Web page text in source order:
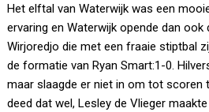
Het elftal van Waterwijk was een
ervaring en Waterwijk opende dan
Wirjoredjo die met een fraaie stiptbal
de formatie van Ryan Smart:1-0.
maar slaagde er niet in om tot scoren
deed dat wel, Lesley de Vlieger